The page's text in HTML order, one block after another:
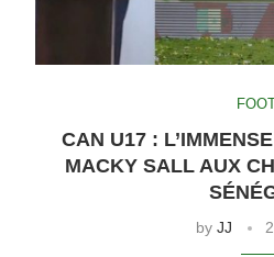
CAN U17 :
MACKY SALL AUX
by JJ